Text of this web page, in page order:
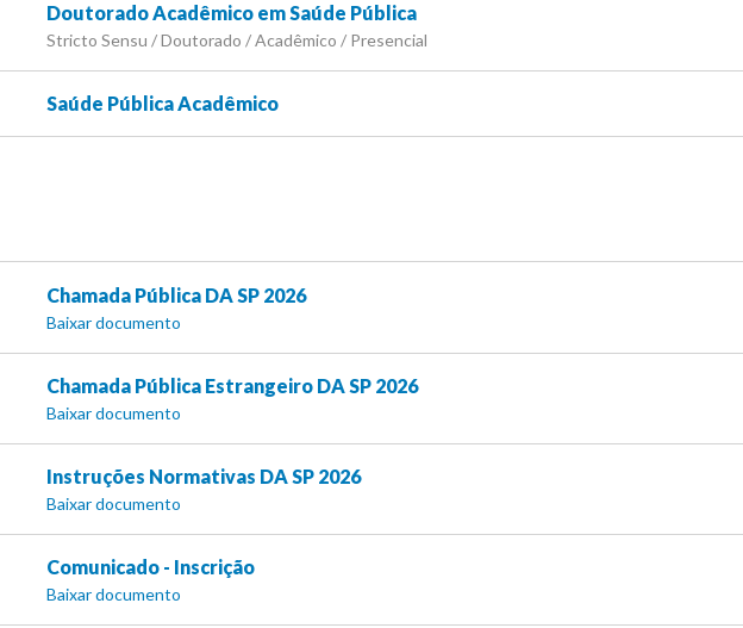
Doutorado Acadêmico em Saúde Pública
Stricto Sensu / Doutorado / Acadêmico / Presencial
Saúde Pública Acadêmico
Chamada Pública DA SP 2026
Baixar documento
Chamada Pública Estrangeiro DA SP 2026
Baixar documento
Instruções Normativas DA SP 2026
Baixar documento
Comunicado - Inscrição
Baixar documento